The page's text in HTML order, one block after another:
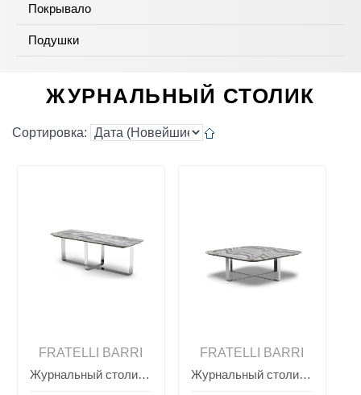
Покрывало
Подушки
ЖУРНАЛЬНЫЙ СТОЛИК
Сортировка:
FRATELLI BARRI
Журнальный столик Hamptons TIMELESS SALE, FRATELLI BARRI
FRATELLI BARRI
Журнальный столик Hamptons TIMELESS SALE, FRATELLI BARRI